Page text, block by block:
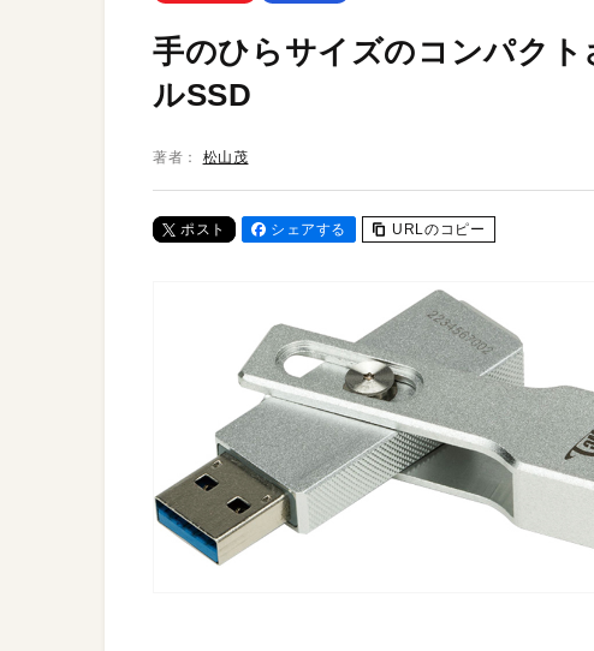
手のひらサイズのコンパク
ルSSD
著者： 松山茂
ポスト シェアする URLのコピー